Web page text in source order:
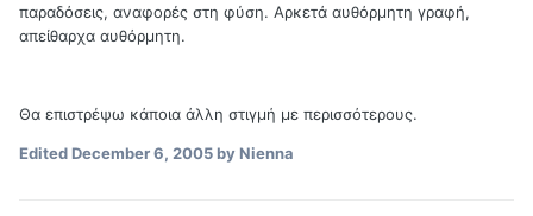
παραδόσεις, αναφορές στη φύση. Αρκετά αυθόρμητη γραφή,
απείθαρχα αυθόρμητη.
Θα επιστρέψω κάποια άλλη στιγμή με περισσότερους.
EditedDecember 6, 2005by Nienna